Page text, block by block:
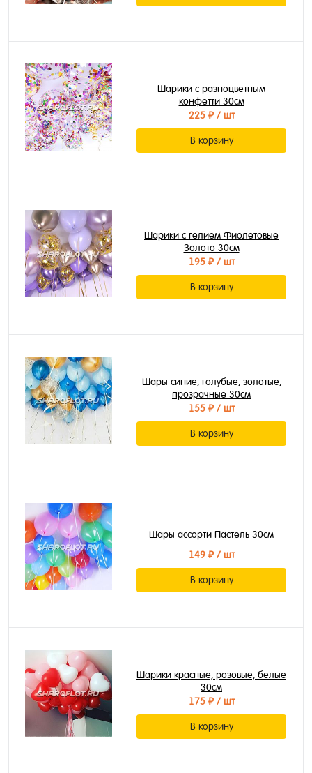
Шарики с разноцветным
конфетти 30см
225 ₽/ шт
В корзину
Шарики с гелием Фиолетовые
Золото 30см
195 ₽/ шт
В корзину
Шары синие, голубые, золотые,
прозрачные 30см
155 ₽/ шт
В корзину
Шары ассорти Пастель 30см
149 ₽/ шт
В корзину
Шарики красные, розовые, белые
30см
175 ₽/ шт
В корзину